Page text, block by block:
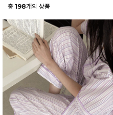
총 198개의 상품